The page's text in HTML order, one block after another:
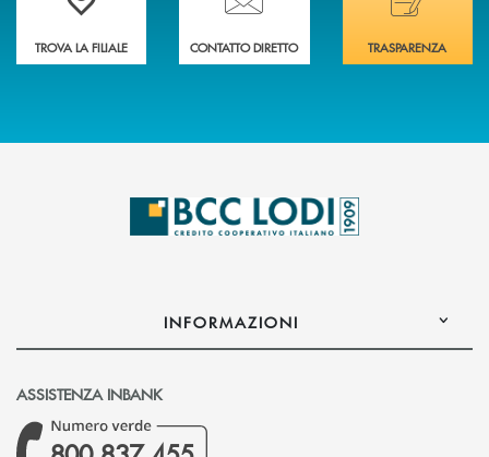
TROVA LA FILIALE CONTATTO DIRETTO TRASPARENZA
INFORMAZIONI
ASSISTENZA INBANK